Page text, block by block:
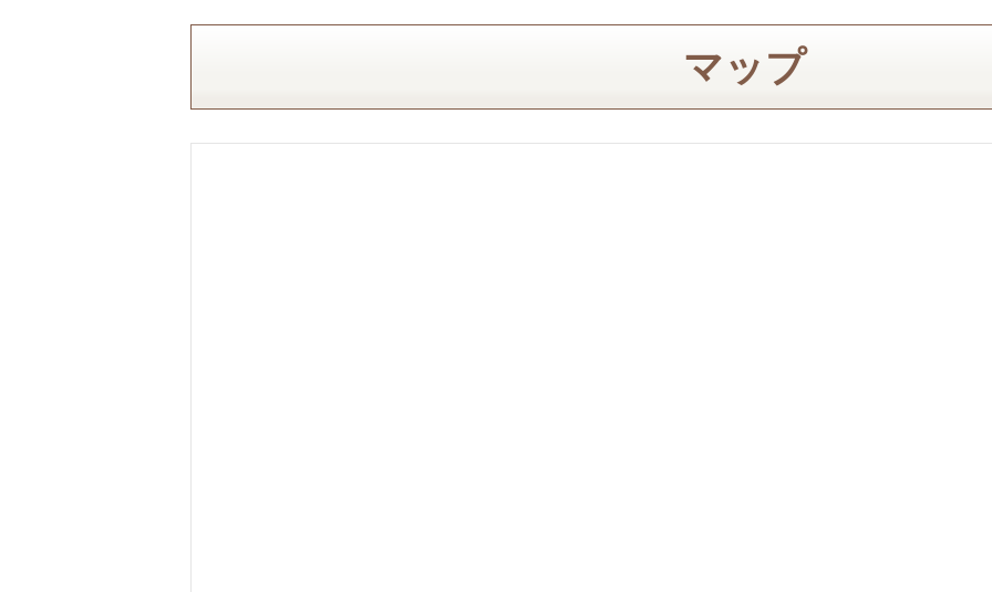
マップ